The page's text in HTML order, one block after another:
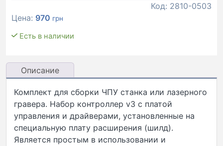
Код: 2810-0503
Цена: 970 грн
Есть в наличии
Описание
Комплект для сборки ЧПУ станка или лазерного
гравера. Набор контроллер v3 с платой
управления и драйверами, установленные на
специальную плату расширения (шилд).
Является простым в использовании и